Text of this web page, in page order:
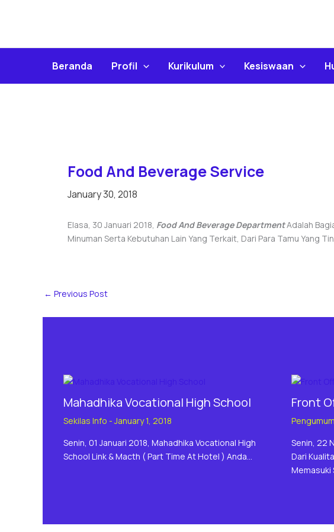
Beranda Profil Kurikulum Kesiswaan
Food And Beverage Service
January 30, 2018
Elasa, 30 Januari 2018, Food And Beverage DepartmentAdalah
Minuman Serta Kebutuhan Lain Yang Terkait, Dari Para Tamu Yang
← Previous Post
Mahadhika Vocational High School
Sekilas Info -January 1, 2018
Senin, 01 Januari 2018, Mahadhika Vocational High
School Link & Macth ( Part Time At Hotel ) Anda…
Front
Senin, 22
Dari
Memasuki